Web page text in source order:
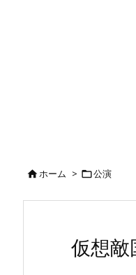
ホーム > 公演
仮想敵